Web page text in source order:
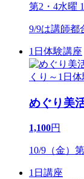
第2・4水曜
9/9は講師都
1日体験講座
めぐり美
1,100円
10/9（金）
1日講座